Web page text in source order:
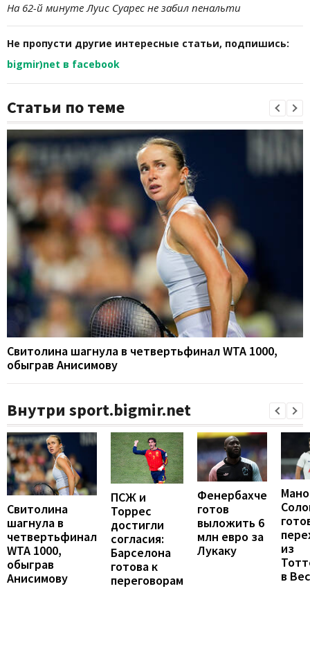
На 62-й минуте Луис Суарес не забил пенальти
Не пропусти другие интересные статьи, подпишись:
bigmir)net в facebook
Статьи по теме
Свитолина шагнула в четвертьфинал WTA 1000,
обыграв Анисимову
Внутри sport.bigmir.net
Свитолина
шагнула в
четвертьфинал
WTA 1000,
обыграв
Анисимову
ПСЖ и
Торрес
достигли
согласия:
Барселона
готова к
переговорам
Фенербахче
готов
выложить 6
млн евро за
Лукаку
из
в